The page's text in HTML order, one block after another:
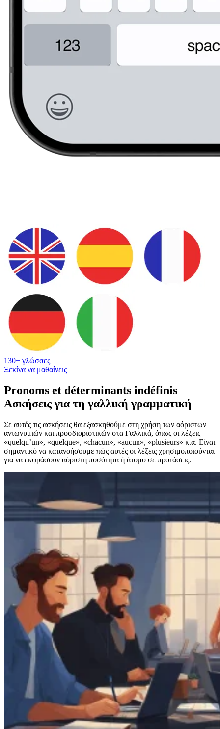
130+ γλώσσες
Ξεκίνα να μαθαίνεις
Pronoms et déterminants indéfinis
Ασκήσεις για τη γαλλική γραμματική
Σε αυτές τις ασκήσεις θα εξασκηθούμε στη χρήση των αόριστων
αντωνυμιών και προσδιοριστικών στα Γαλλικά, όπως οι λέξεις
«quelqu’un», «quelque», «chacun», «aucun», «plusieurs» κ.ά. Είναι
σημαντικό να κατανοήσουμε πώς αυτές οι λέξεις χρησιμοποιούνται
για να εκφράσουν αόριστη ποσότητα ή άτομο σε προτάσεις.